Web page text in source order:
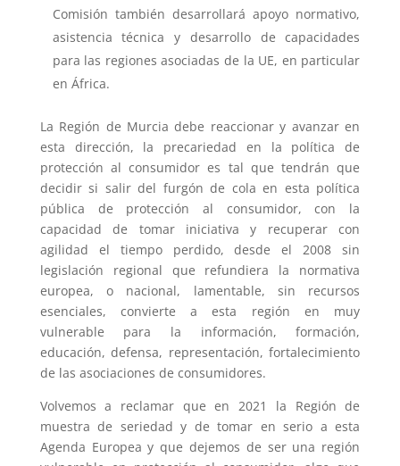
Comisión también desarrollará apoyo normativo,
asistencia técnica y desarrollo de capacidades
para las regiones asociadas de la UE, en particular
en África.
La Región de Murcia debe reaccionar y avanzar en
esta dirección, la precariedad en la política de
protección al consumidor es tal que tendrán que
decidir si salir del furgón de cola en esta política
pública de protección al consumidor, con la
capacidad de tomar iniciativa y recuperar con
agilidad el tiempo perdido, desde el 2008 sin
legislación regional que refundiera la normativa
europea, o nacional, lamentable, sin recursos
esenciales, convierte a esta región en muy
vulnerable para la información, formación,
educación, defensa, representación, fortalecimiento
de las asociaciones de consumidores.
Volvemos a reclamar que en 2021 la Región de
muestra de seriedad y de tomar en serio a esta
Agenda Europea y que dejemos de ser una región